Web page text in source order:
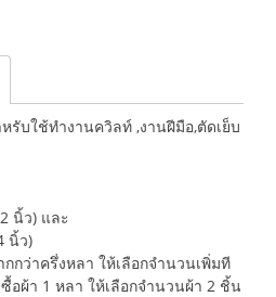
รับใช้ทำงานควิลท์ ,งานฝีมือ,ตัดเย็บ
นิ้ว) และ
นิ้ว)
กว่าครึ่งหลา ให้เลือกจำนวนเพิ่มที
อผ้า 1 หลา ให้เลือกจำนวนผ้า 2 ชิ้น